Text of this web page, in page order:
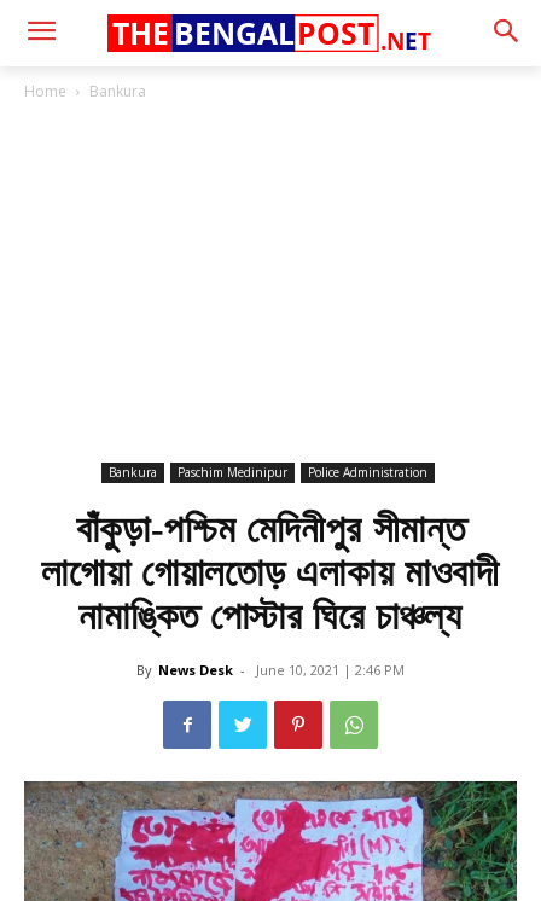
.NET
THE BENGALPOST
Home Bankura
Bankura Paschim Medinipur Police Administration
বাঁকুড়া-পশ্চিম মেদিনীপুর সীমান্ত
লাগোয়া গোয়ালতোড় এলাকায় মাওবাদী
নামাঙ্কিত পোস্টার ঘিরে চাঞ্চল্য
By News Desk - June 10, 2021 | 2:46 PM